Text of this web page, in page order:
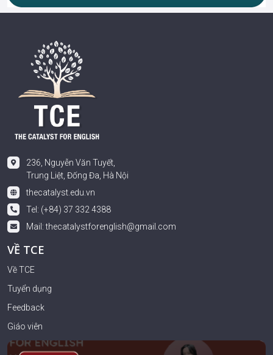
236, Nguyễn Văn Tuyết,
Trung Liệt, Đống Đa, Hà Nội
thecatalyst.edu.vn
Tel: (+84) 37 332 4388
Mail:thecatalystforenglish@gmail.com
VỀ TCE
Về TCE
Tuyển dụng
Feedback
Giáo viên